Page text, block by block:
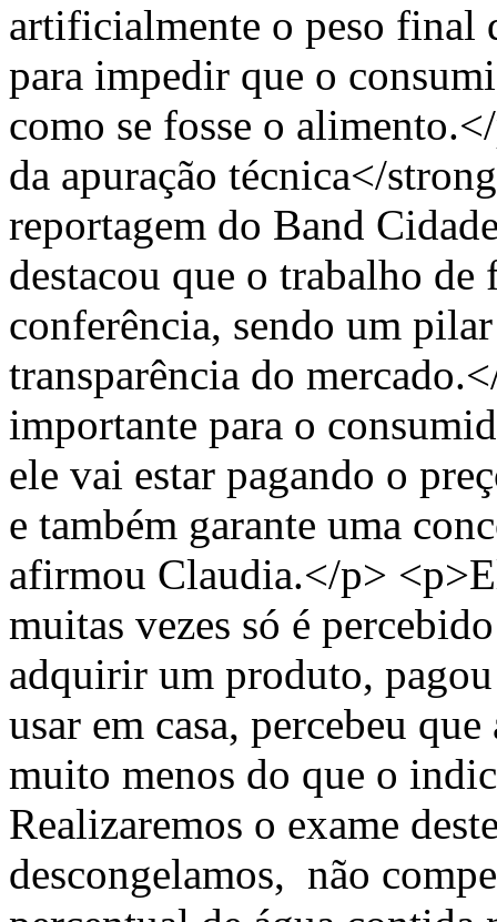
artificialmente o peso final
para impedir que o
como se fosse o
da apuração técnica</
reportagem do Band
destacou que o trabalho
conferência, sendo um
transparência do
importante para o
ele vai estar pagando o
e também garante uma
afirmou Claudia.</p>
muitas vezes só é
adquirir um produto,
usar em casa, percebeu
muito menos do que o
Realizaremos o exame
descongelamos, não